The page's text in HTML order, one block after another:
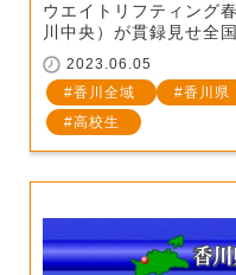
ウエイトリフティング
川中央）が貫録見せ全
2023.06.05
香川全域
香川県
高校生